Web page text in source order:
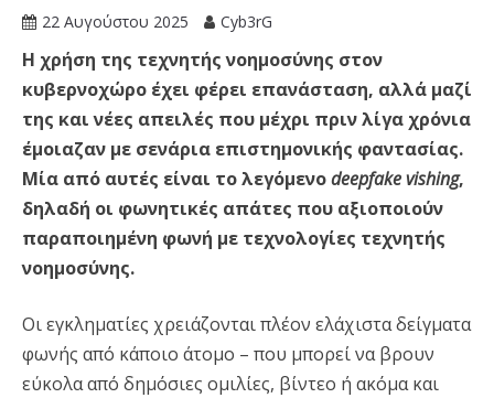
22 Αυγούστου 2025 Cyb3rG
Η χρήση της τεχνητής νοημοσύνης στον
κυβερνοχώρο έχει φέρει επανάσταση, αλλά μαζί
της και νέες απειλές που μέχρι πριν λίγα χρόνια
έμοιαζαν με σενάρια επιστημονικής φαντασίας.
Μία από αυτές είναι το λεγόμενοdeepfake vishing,
δηλαδή οι φωνητικές απάτες που αξιοποιούν
παραποιημένη φωνή με τεχνολογίες τεχνητής
νοημοσύνης.
Οι εγκληματίες χρειάζονται πλέον ελάχιστα δείγματα
φωνής από κάποιο άτομο – που μπορεί να βρουν
εύκολα από δημόσιες ομιλίες, βίντεο ή ακόμα και